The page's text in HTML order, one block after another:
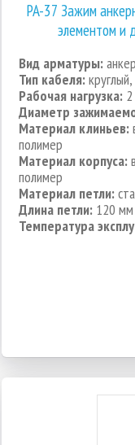
PA-37 Зажим
элементом и
Вид арматуры:
Тип кабеля:
Рабочая нагрузка:
Диаметр
Материал клиньев:
полимер
Материал корпуса:
полимер
Материал петли:
Длина петли: 120 мм
Температура